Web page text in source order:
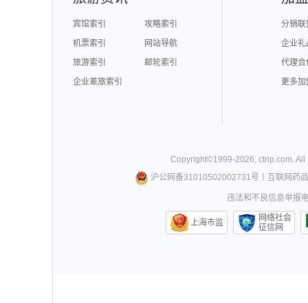
宾馆索引
攻略索引
机票索引
网站导航
旅游索引
邮轮索引
企业差旅索引
分销联
企业礼
代理合
更多
Copyright©1999-2026,ctrip.com.
沪公网备31010502002731号
互联网药
违法和不良信息举报
上海市监
网络社会
征信网